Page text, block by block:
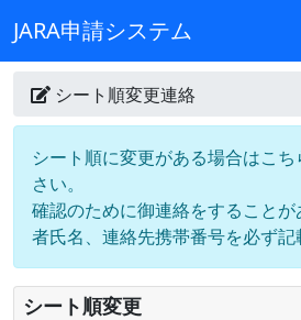
JARA申請システム
シート順変更連絡
シート順に変更がある場合はこ
さい。
確認のために御連絡をすること
者氏名、連絡先携帯番号を必ず記
シート順変更